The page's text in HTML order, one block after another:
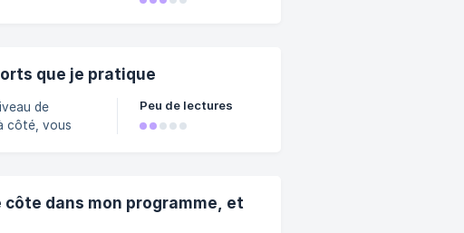
que je pratique
de
côté, vous
Peu de lectures
dans mon programme, et